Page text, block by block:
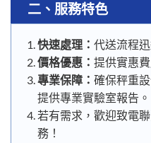
二、服務特色
快速處理： 代送流程
價格優惠： 提供實惠
專業保障： 確保秤重設
提供專業實驗室報告。
若有需求，歡迎致電
務！